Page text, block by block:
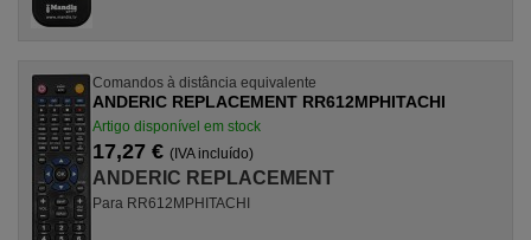
Comandos à distância equivalente
ANDERIC REPLACEMENT RR612MPHITACHI
Artigo disponível em stock
17,27 € (IVA incluído)
ANDERIC REPLACEMENT
Para RR612MPHITACHI